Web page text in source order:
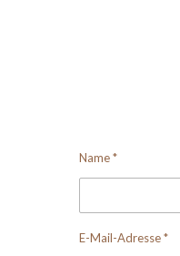
Name *
E-Mail-Adresse *